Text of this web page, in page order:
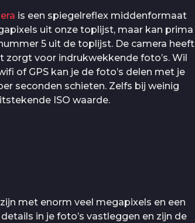
is een spiegelreflex middenformaat
uit onze toplijst, maar kan prima
5 uit de toplijst. De camera heeft
voor indrukwekkende foto’s. Wil
of GPS kan je de foto’s delen met je
seconden schieten. Zelfs bij weinig
ISO waarde.
zijn met enorm veel megapixels en een
in je foto’s vastleggen en zijn de